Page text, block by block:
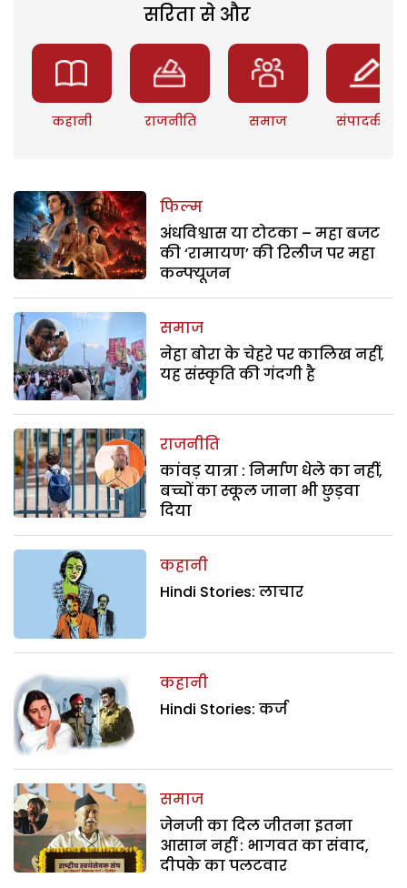
सरिता से और
कहानी राजनीति समाज संपादकीय
फिल्म
अंधविश्वास या टोटका – महा बजट
की ‘रामायण’ की रिलीज पर महा
कन्फ्यूजन
समाज
नेहा बोरा के चेहरे पर कालिख नहीं,
यह संस्कृति की गंदगी है
राजनीति
कांवड़ यात्रा : निर्माण धेले का नहीं,
बच्चों का स्कूल जाना भी छुड़वा
दिया
कहानी
Hindi Stories: लाचार
कहानी
Hindi Stories: कर्ज
समाज
जेनजी का दिल जीतना इतना
आसान नहीं : भागवत का संवाद,
दीपके का पलटवार